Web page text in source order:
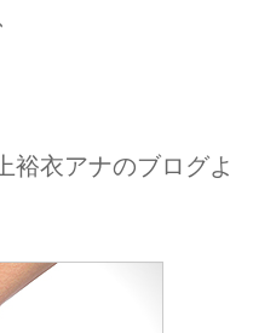
裕衣アナのブログよ